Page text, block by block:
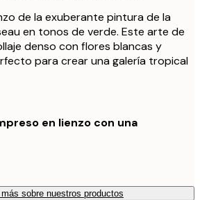
de la exuberante pintura de la
en tonos de verde. Este arte de
denso con flores blancas y
para crear una galería tropical
en lienzo con una
sobre nuestros productos